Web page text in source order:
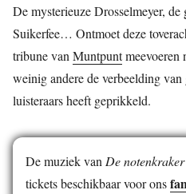
De mysterieuze Drosselmeyer,
Suikerfee… Ontmoet deze
tribune van Muntpuntmeevoeren
weinig andere de verbeelding van
luisteraars heeft geprikkeld.
De muziek van De notenkraker
tickets beschikbaar voor ons